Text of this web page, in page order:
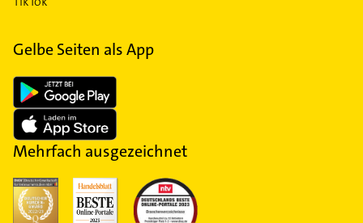
Gelbe Seiten als App
Mehrfach ausgezeichnet